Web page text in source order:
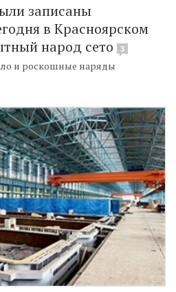
записаны
в Красноярском
народ сето
3
и роскошные наряды